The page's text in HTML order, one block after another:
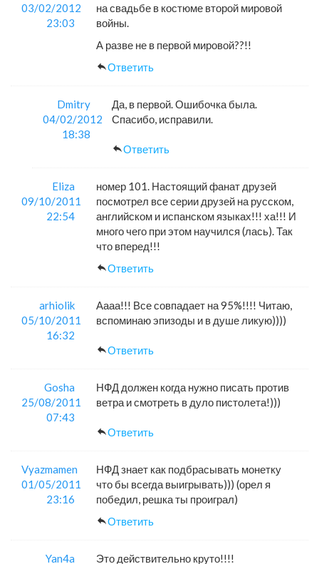
03/02/2012
23:03
на свадьбе в костюме второй мировой
войны.
А разве не в первой мировой??!!
Ответить
Dmitry
04/02/2012
18:38
Да, в первой. Ошибочка была.
Спасибо, исправили.
Ответить
Eliza
09/10/2011
22:54
номер 101. Настоящий фанат друзей
посмотрел все серии друзей на русском,
английском и испанском языках!!! ха!!! И
много чего при этом научился (лась). Так
что вперед!!!
Ответить
arhiolik
05/10/2011
16:32
Аааа!!! Все совпадает на 95%!!!! Читаю,
вспоминаю эпизоды и в душе ликую))))
Ответить
Gosha
25/08/2011
07:43
НФД должен когда нужно писать против
ветра и смотреть в дуло пистолета!)))
Ответить
Vyazmamen
01/05/2011
23:16
НФД знает как подбрасывать монетку
что бы всегда выигрывать))) (орел я
победил, решка ты проиграл)
Ответить
Yan4a Это действительно круто!!!!